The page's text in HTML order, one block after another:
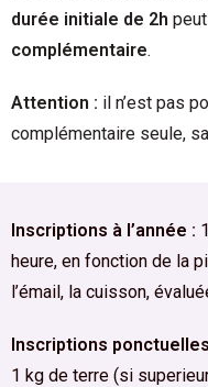
durée initiale de 2h
complémentaire.
Attention : il n’est pas
complémentaire seule,
Inscriptions à l’année :
heure, en fonction de la
l’émail, la cuisson,
Inscriptions
1 kg de terre (si